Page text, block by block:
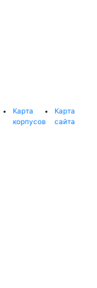
Карта
корпусов
Карта
сайта